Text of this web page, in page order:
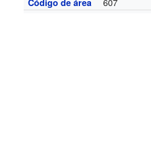
Código de área